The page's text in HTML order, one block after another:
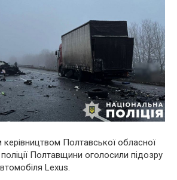
Полтавської обласної
поліції Полтавщини оголосили підозру
Lexus.